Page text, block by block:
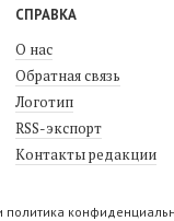
СПРАВКА
О нас
Обратная связь
Логотип
RSS-экспорт
Контакты редакции
политика